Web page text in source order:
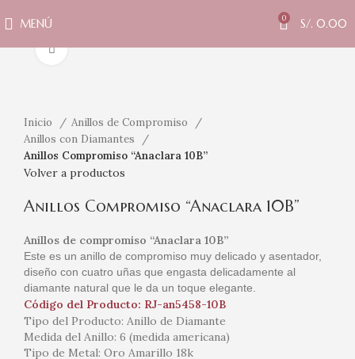
MENÚ 0 S/. 0.00
Clic para ampliar
Inicio
Anillos de Compromiso
Anillos con Diamantes
Anillos Compromiso “Anaclara 10B”
Volver a productos
Anillos Compromiso “Anaclara 10B”
Anillos de compromiso “Anaclara 10B”
Este es un anillo de compromiso muy delicado y asentador,
diseño con cuatro uñas que engasta delicadamente al
diamante natural que le da un toque elegante.
Código del Producto: RJ-an5458-10B
Tipo del Producto: Anillo de Diamante
Medida del Anillo: 6 (medida americana)
Tipo de Metal: Oro Amarillo 18k